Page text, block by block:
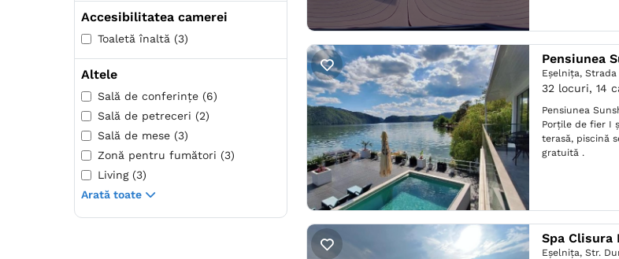
Accesibilitatea camerei
Toaletă înaltă (3)
Altele
Sală de conferințe (6)
Sală de petreceri (2)
Sală de mese (3)
Zonă pentru fumători (3)
Living (3)
Arată toate
Pensiunea
Eşelniţa,Strada
32 locuri, 14
Pensiunea
Porțile de fier I
terasă, piscină
gratuită .
Spa Clisura
Eşelniţa,Str.